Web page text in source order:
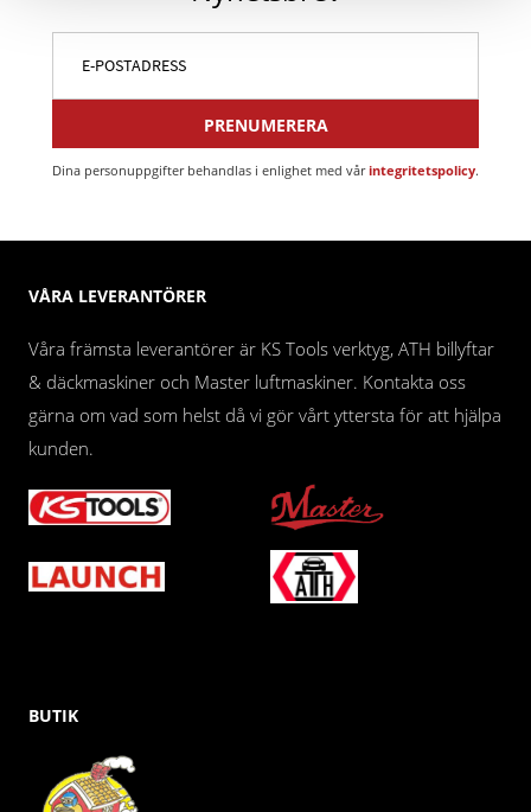
PRENUMERERA
Dina personuppgifter behandlas i enlighet med vårintegritetspolicy.
VÅRA LEVERANTÖRER
Våra främsta leverantörer är KS Tools verktyg, ATH billyftar
& däckmaskiner och Master luftmaskiner. Kontakta oss
gärna om vad som helst då vi gör vårt yttersta för att hjälpa
kunden.
BUTIK